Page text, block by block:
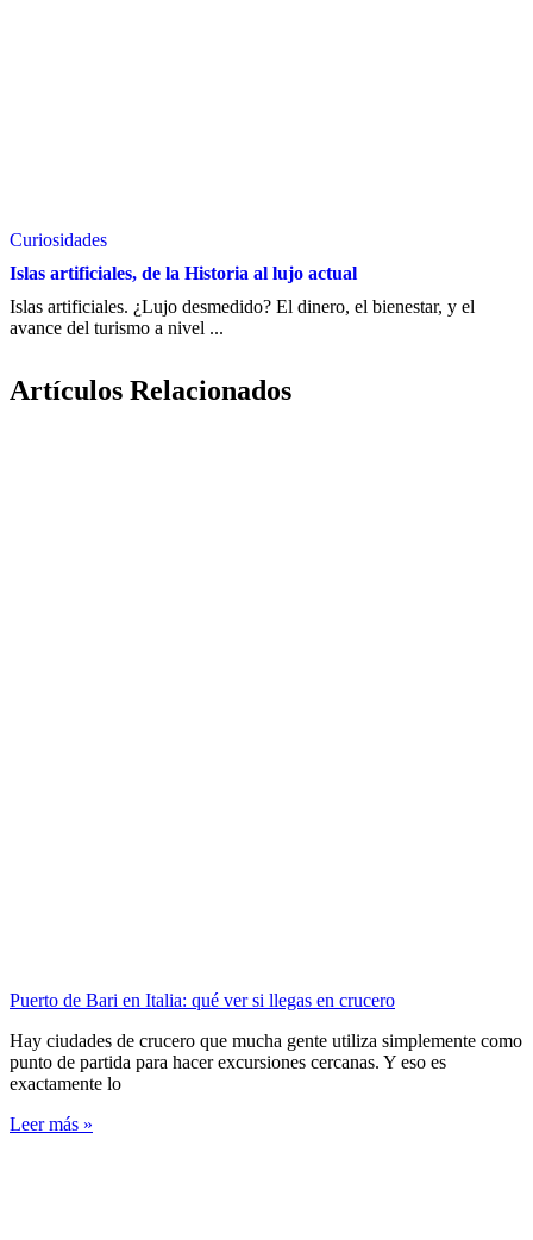
Curiosidades
Islas artificiales, de la Historia al lujo actual
Islas artificiales. ¿Lujo desmedido? El dinero, el bienestar, y el
avance del turismo a nivel ...
Artículos Relacionados
Puerto de Bari en Italia: qué ver si llegas en crucero
Hay ciudades de crucero que mucha gente utiliza simplemente como
punto de partida para hacer excursiones cercanas. Y eso es
exactamente lo
Leer más »